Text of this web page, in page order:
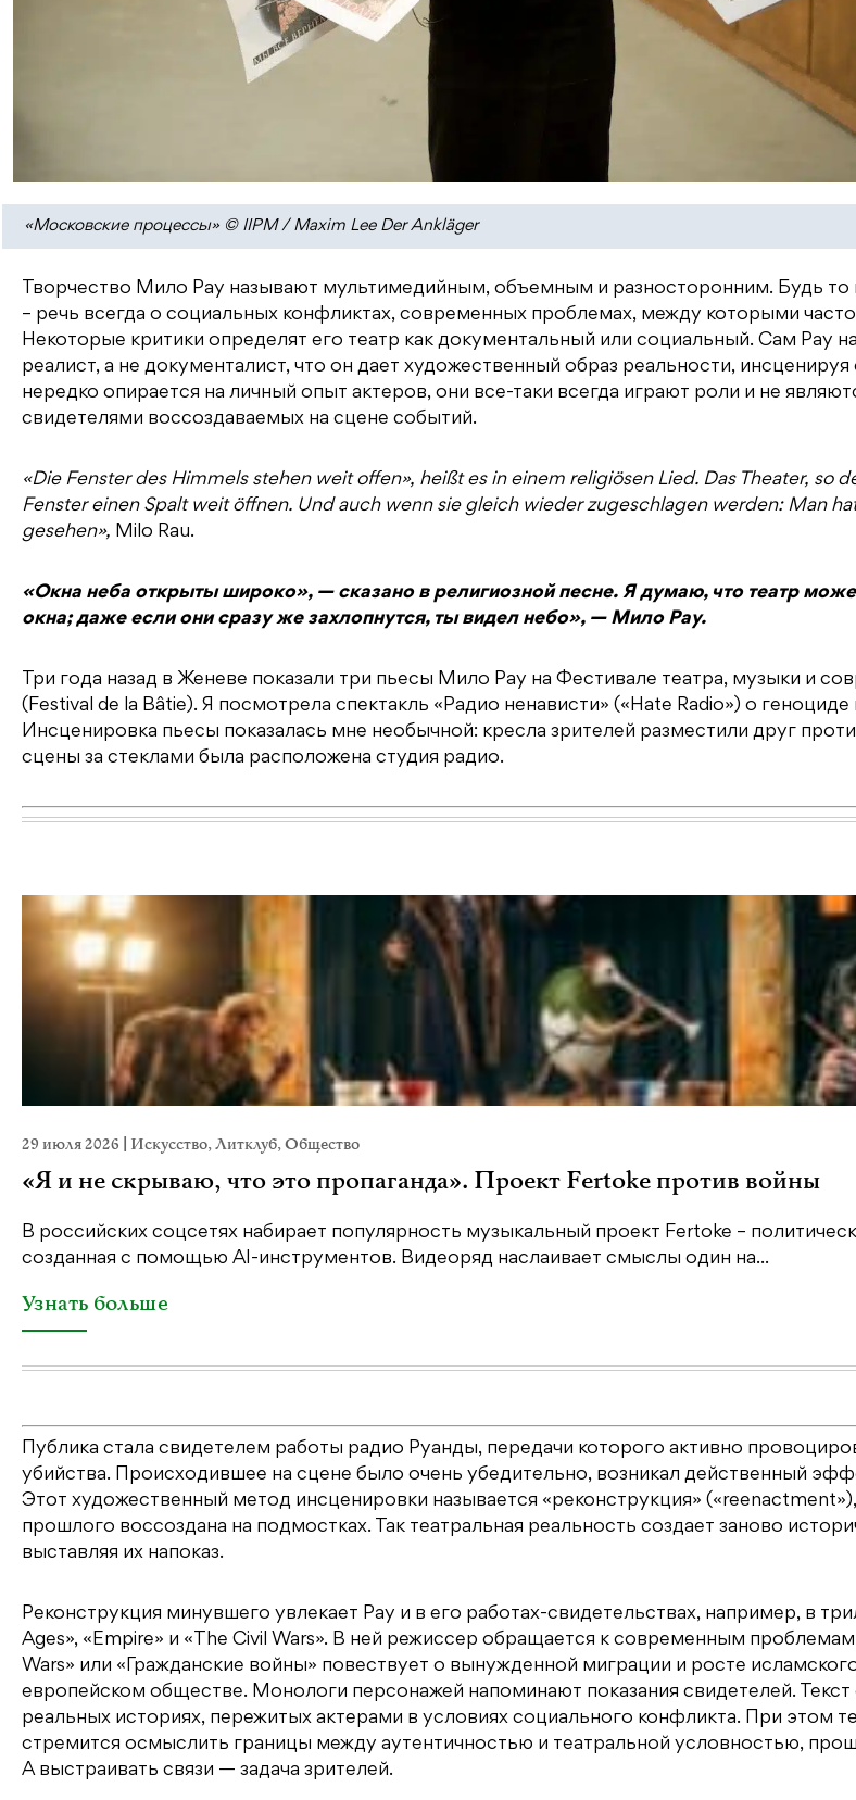
«Московские процессы» © IIPM / Maxim Lee Der Ankläger
Творчество Мило Рау называют мультимедийным, объемным и разносторонним. Будь то
– речь всегда о социальных конфликтах, современных проблемах, между которыми часто
Некоторые критики определят его театр как документальный или социальный. Сам Рау
реалист, а не документалист, что он дает художественный образ реальности,
нередко опирается на личный опыт актеров, они все-таки всегда играют роли и не
свидетелями воссоздаваемых на сцене событий.
«Die Fenster des Himmels stehen weit offen», heißt es in einem religiösen Lied. Das Theater, so
Fenster einen Spalt weit öffnen. Und auch wenn sie gleich wieder zugeschlagen werden: Man
gesehen», Milo Rau.
«Окна неба открыты широко», — сказано в религиозной песне. Я думаю, что театр
окна; даже если они сразу же захлопнутся, ты видел небо», — Мило Рау.
Три года назад в Женеве показали три пьесы Мило Рау на Фестивале театра, музыки и
(Festival de la Bâtie). Я посмотрела спектакль «Радио ненависти» («Hate Radio») о геноциде
Инсценировка пьесы показалась мне необычной: кресла зрителей разместили друг
сцены за стеклами была расположена студия радио.
29 июля 2026 Искусство,Литклуб,Общество
«Я и не скрываю, что это пропаганда». Проект Fertoke против войны
В российских соцсетях набирает популярность музыкальный проект Fertoke –
созданная с помощью AI-инструментов. Видеоряд наслаивает смыслы один на...
Узнать больше
Публика стала свидетелем работы радио Руанды, передачи которого активно
убийства. Происходившее на сцене было очень убедительно, возникал действенный
Этот художественный метод инсценировки называется «реконструкция» («reenactment»),
прошлого воссоздана на подмостках. Так театральная реальность создает заново
выставляя их напоказ.
Реконструкция минувшего увлекает Рау и в его работах-свидетельствах, например, в
Ages», «Empire» и «The Civil Wars». В ней режиссер обращается к современным
Wars» или «Гражданские войны» повествует о вынужденной миграции и росте
европейском обществе. Монологи персонажей напоминают показания свидетелей. Текст
реальных историях, пережитых актерами в условиях социального конфликта. При этом
стремится осмыслить границы между аутентичностью и театральной условностью,
А выстраивать связи — задача зрителей.